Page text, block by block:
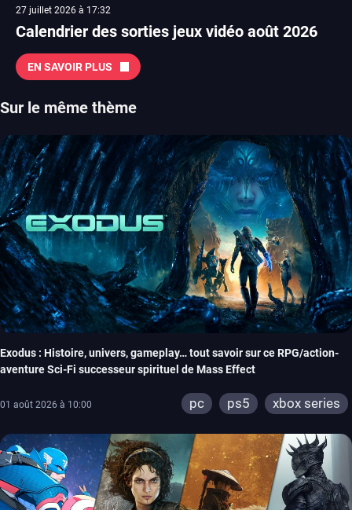
27 juillet 2026 à 17:32
Calendrier des sorties jeux vidéo août 2026
EN SAVOIR PLUS
Sur le même thème
Exodus : Histoire, univers, gameplay… tout savoir sur ce RPG/action-
aventure Sci-Fi successeur spirituel de Mass Effect
01 août 2026 à 10:00 pc ps5 xbox series